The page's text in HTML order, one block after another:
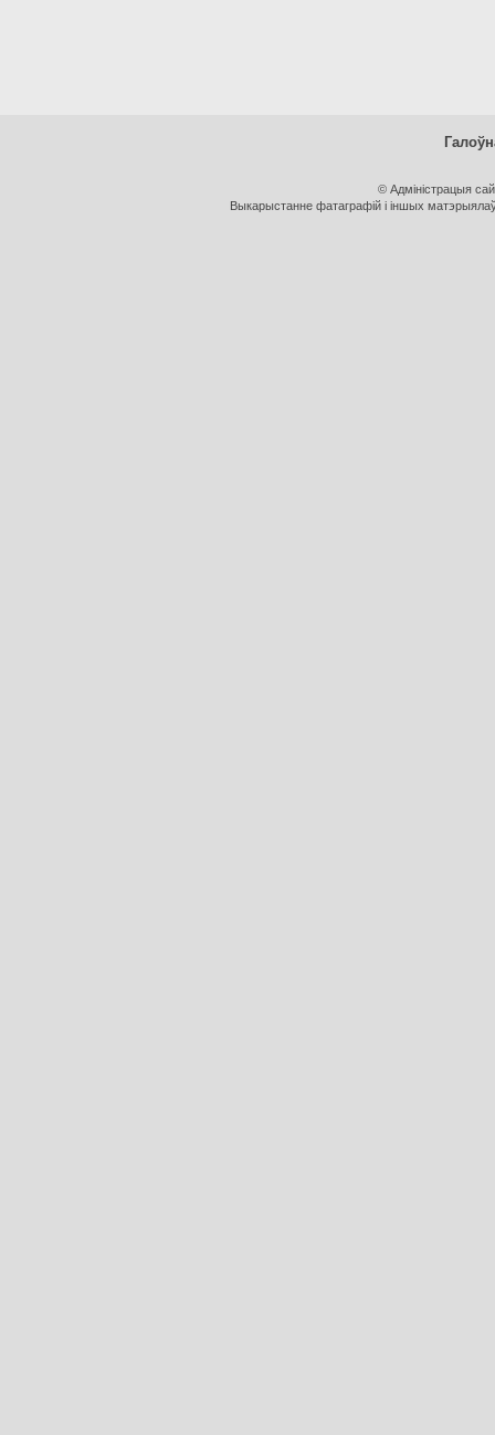
© Адміністрацыя
Выкарыстанне фатаграфій і іншых